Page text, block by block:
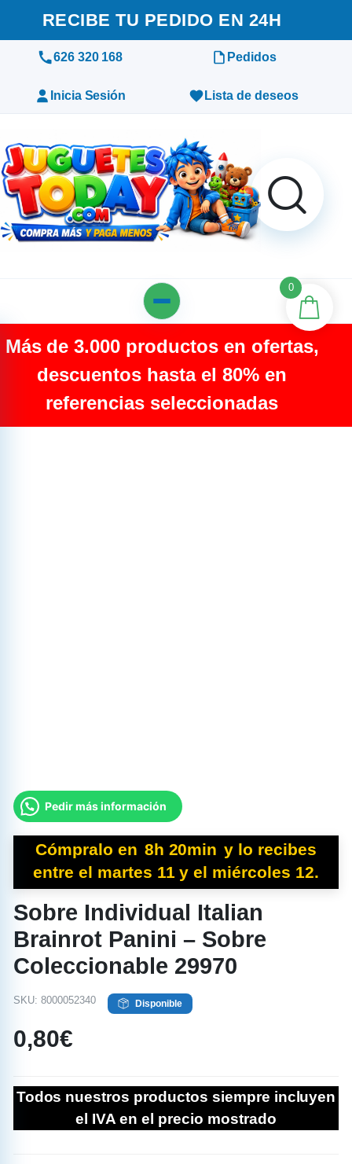
RECIBE TU PEDIDO EN 24H
626 320 168 Pedidos
Inicia Sesión Lista de deseos
Más de 3.000 productos en ofertas,
descuentos hasta el 80% en
referencias seleccionadas
Pedir más información
Cómpralo en 8h 20min y lo recibes
entre el martes 11 y el miércoles 12.
Sobre Individual Italian
Brainrot Panini – Sobre
Coleccionable 29970
SKU: 8000052340 Disponible
0,80€
0